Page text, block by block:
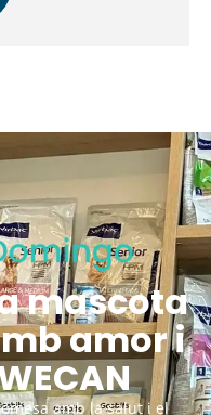
mascota
amor i
amb la salut i el